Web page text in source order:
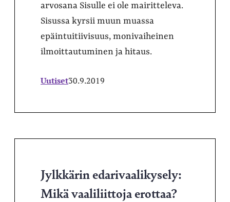
arvosana Sisulle ei ole mairitteleva.
Sisussa kyrsii muun muassa
epäintuitiivisuus, monivaiheinen
ilmoittautuminen ja hitaus.
Uutiset30.9.2019
Jylkkärin edarivaalikysely:
Mikä vaaliliittoja erottaa?